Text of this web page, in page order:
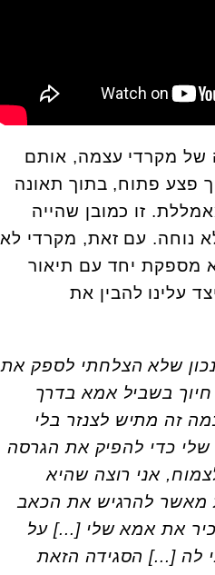
של מקרדי עצמה, אותם
פצע פתוח, בתוך תאונה
זו כמובן שהייה
נוחה. עם זאת, מקרדי לא
מספקת יחד עם תיאור
עלינו להבין את
שיכפו עליו את הטראומה הזו" (עמ' 94), "נכון שלא הצלחתי לספק את
בשביל אמא בדרך
"אני קולטת עד כמה זה מתיש לצנזר בלי
כדי להפיק את הגרסה
לי לצמוח, אני רוצה שהיא
להיות כועסת מאשר להרגיש את הכאב
ולהכיר את אמא שלי [...] על
שלי את עצמי" (עמ' 252), "סגדתי לה [...] הסגידה הזאת